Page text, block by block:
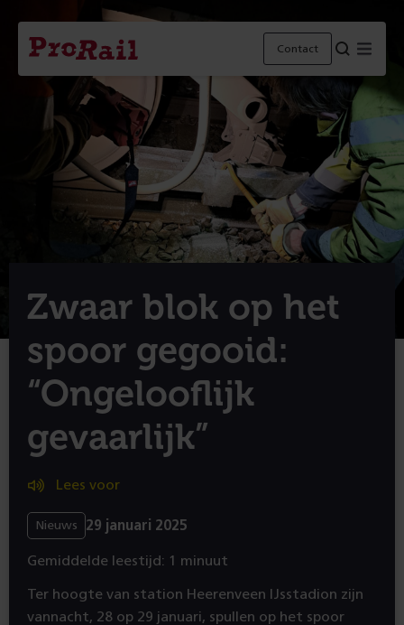
Navigatie
Homepage
ProRail
Contact
Zwaar blok op het
spoor gegooid:
“Ongelooflijk
gevaarlijk”
Lees voor
Nieuws 29 januari 2025
Gemiddelde leestijd: 1 minuut
Ter hoogte van station Heerenveen IJsstadion zijn
vannacht, 28 op 29 januari, spullen op het spoor